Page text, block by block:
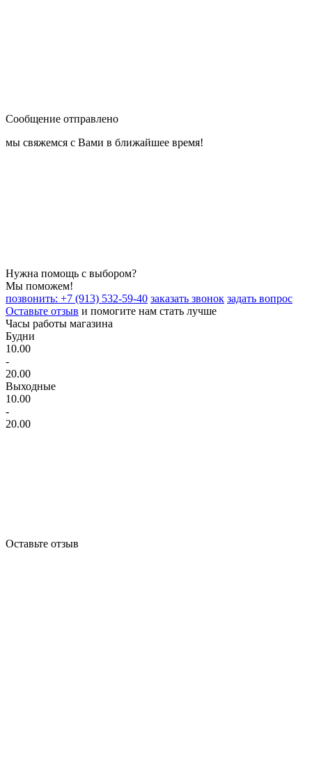
Сообщение отправлено
мы свяжемся с Вами в ближайшее время!
Нужна помощь с выбором?
Мы поможем!
позвонить: +7 (913) 532-59-40 заказать звонок задать вопрос
Оставьте отзыв и помогите нам стать лучше
Часы работы магазина
Будни
10.00
-
20.00
Выходные
10.00
-
20.00
Оставьте отзыв